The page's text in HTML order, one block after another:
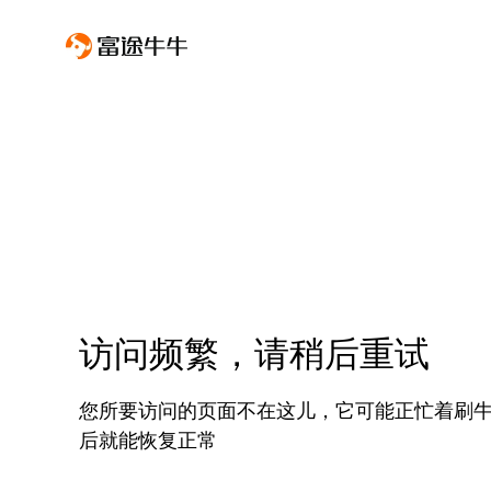
访问频繁，请稍后重试
您所要访问的页面不在这儿，它可能正忙着刷
后就能恢复正常